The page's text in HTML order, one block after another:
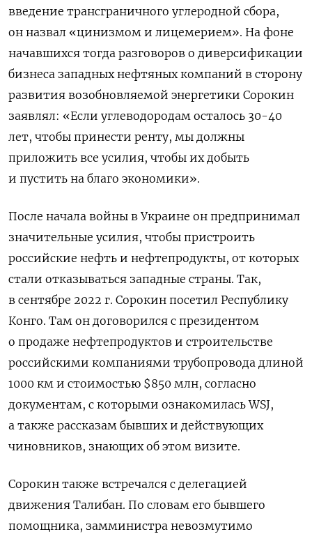
введение трансграничного углеродной сбора,
он назвал «цинизмом и лицемерием». На фоне
начавшихся тогда разговоров о диверсификации
бизнеса западных нефтяных компаний в сторону
развития возобновляемой энергетики Сорокин
заявлял: «Если углеводородам осталось 30-40
лет, чтобы принести ренту, мы должны
приложить все усилия, чтобы их добыть
и пустить на благо экономики».
После начала войны в Украине он предпринимал
значительные усилия, чтобы пристроить
российские нефть и нефтепродукты, от которых
стали отказываться западные страны. Так,
в сентябре 2022 г. Сорокин посетил Республику
Конго. Там он договорился с президентом
о продаже нефтепродуктов и строительстве
российскими компаниями трубопровода длиной
1000 км и стоимостью $850 млн, согласно
документам, с которыми ознакомилась WSJ,
а также рассказам бывших и действующих
чиновников, знающих об этом визите.
Сорокин также встречался с делегацией
движения Талибан. По словам его бывшего
помощника, замминистра невозмутимо